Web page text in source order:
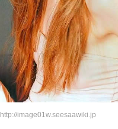
http://image01w.seesaawiki.jp